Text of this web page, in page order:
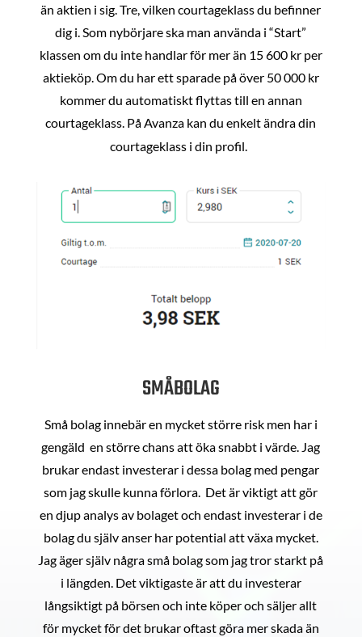
än aktien i sig. Tre, vilken courtageklass du befinner
dig i. Som nybörjare ska man använda i “Start”
klassen om du inte handlar för mer än 15 600 kr per
aktieköp. Om du har ett sparade på över 50 000 kr
kommer du automatiskt flyttas till en annan
courtageklass. På Avanza kan du enkelt ändra din
courtageklass i din profil.
SMÅBOLAG
Små bolag innebär en mycket större risk men har i
gengäld en större chans att öka snabbt i värde. Jag
brukar endast investerar i dessa bolag med pengar
som jag skulle kunna förlora. Det är viktigt att gör
en djup analys av bolaget och endast investerar i de
bolag du själv anser har potential att växa mycket.
Jag äger själv några små bolag som jag tror starkt på
i längden. Det viktigaste är att du investerar
långsiktigt på börsen och inte köper och säljer allt
för mycket för det brukar oftast göra mer skada än